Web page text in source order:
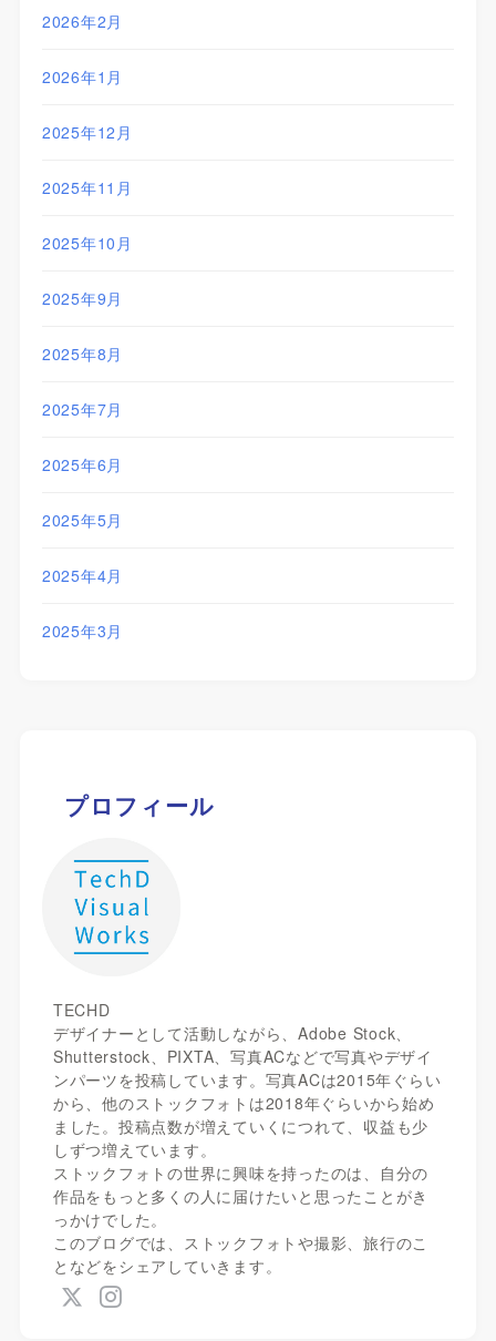
2026年2月
2026年1月
2025年12月
2025年11月
2025年10月
2025年9月
2025年8月
2025年7月
2025年6月
2025年5月
2025年4月
2025年3月
プロフィール
TECHD
デザイナーとして活動しながら、Adobe Stock、
Shutterstock、PIXTA、写真ACなどで写真やデザイ
ンパーツを投稿しています。写真ACは2015年ぐらい
から、他のストックフォトは2018年ぐらいから始め
ました。投稿点数が増えていくにつれて、収益も少
しずつ増えています。
ストックフォトの世界に興味を持ったのは、自分の
作品をもっと多くの人に届けたいと思ったことがき
っかけでした。
このブログでは、ストックフォトや撮影、旅行のこ
となどをシェアしていきます。